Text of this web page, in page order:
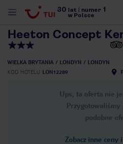
30 lat numer 1
w Polsce
Heeton Concept
WIELKA BRYTANIA LONDYN
LONDYN
KOD HOTELU LON12289
Ups, ta oferta nie
Przygotowaliśmy
podobne
Zobacz inne ceny